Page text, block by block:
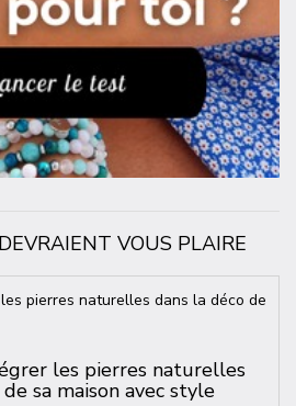
VOUS PLAIRE
les pierres naturelles
sa maison avec style